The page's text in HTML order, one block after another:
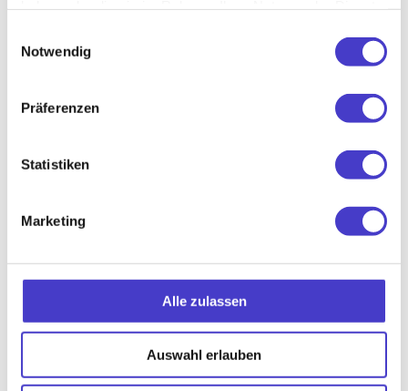
Notwendig
Präferenzen
Statistiken
Marketing
Alle zulassen
Auswahl erlauben
und erhalte 10 € Rabatt!
Versanddienstleister Brevo geladen und ist deshalb